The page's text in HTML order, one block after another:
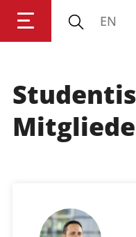
Anmelden
EN